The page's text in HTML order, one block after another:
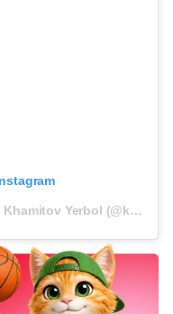
Публикация от Ербол Хамитов | Khamitov Yerbol (@khamitovyg)